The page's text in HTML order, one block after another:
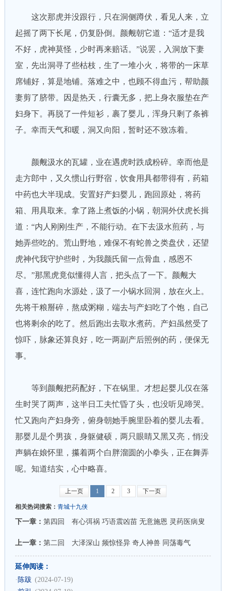
这次那虎并没跟行，只在洞侧蹲伏，看见人来，立
起摇了两下长尾，仍复卧倒。颜觍朝它道：“适才是我
不好，虎神莫怪，少时再来赔话。”说罢，入洞放下妻
室，先出洞寻了些枯枝，生了一堆小火，将带的一床草
席铺好，算是地铺。落难之中，也顾不得血污，帮助颜
妻剪了脐带。因是热天，行囊无多，把上身衣服垫在产
妇身下。再脱了一件短衫，裹了婴儿，浑身只剩了条裤
子。幸而天气和暖，洞又向阳，暂时还不致冻着。
颜觍汲水的瓦罐，业在遇虎时跌成粉碎。幸而他是
走方郎中，又久惯山行野宿，饮食用具都带得有，药箱
中药也大半现成。安置好产妇婴儿，跑回原处，将药
箱、用具取来。拿了路上煮饭的小锅，朝洞外伏虎长揖
道：“内人刚刚生产，不能行动。在下去汲水煎药，与
她弄些吃的。荒山野地，难保不有蛇兽之类盘伏，还望
虎神代我守护些时，为我颜氏留一点骨血，感恩不
尽。”那黑虎竟似懂得人言，把头点了一下。颜觍大
喜，连忙跑向水源处，汲了一小锅水回洞，放在火上。
先将干粮掰碎，熬成粥糊，端去与产妇吃了个饱，自己
也将剩余的吃了。然后跑出去取水煮药。产妇虽然受了
惊吓，脉象还算良好，吃一两副产后照例的药，便保无
事。
等到颜觍把药配好，下在锅里。才想起婴儿仅在落
生时哭了两声，这半日工夫忙昏了头，也没听见啼哭。
忙又跑向产妇身旁，俯身朝她手腕里卧着的婴儿去看。
那婴儿是个男孩，身躯健硕，两只眼睛又黑又亮，悄没
声躺在娘怀里，攥着两个白胖溜圆的小拳头，正在舞弄
呢。知道结实，心中略喜。
上一页 1 2 3 下一页
相关热词搜索： 青城十九侠
下一章： 第四回 有心弭祸 巧语震凶苗 无意施恩 灵药医病叟
上一章： 第二回 大泽深山 频惊怪异 奇人神兽 同荡毒气
延伸阅读：
· 陈跋 (2024-07-19)